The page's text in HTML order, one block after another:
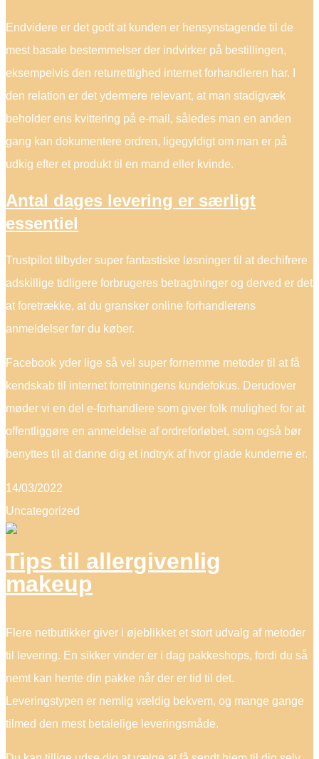
Endvidere er det godt at kunden er hensynstagende til de
mest basale bestemmelser der indvirker på bestillingen,
eksempelvis den returrettighed internet forhandleren har. I
den relation er det ydermere relevant, at man stadigvæk
beholder ens kvittering på e-mail, således man en anden
gang kan dokumentere ordren, ligegyldigt om man er på
udkig efter et produkt til en mand eller kvinde.
Antal dages levering er særligt
essentiel
Trustpilot tilbyder super fantastiske løsninger til at dechifrere
adskillige tidligere forbrugeres betragtninger og derved er det
at foretrække, at du gransker online forhandlerens
anmeldelser før du køber.
Facebook yder lige så vel super fornemme metoder til at få
kendskab til internet forretningens kundefokus. Derudover
møder vi en del e-forhandlere som giver folk mulighed for at
offentliggøre en anmeldelse af ordreforløbet, som også bør
benyttes til at danne dig et indtryk af hvor glade kunderne er.
14/03/2022
Uncategorized
Tips til allergivenlig
makeup
Flere netbutikker giver i øjeblikket et stort udvalg af metoder
til levering. En sikker vinder er i dag pakkeshops, fordi du så
nemt kan hente din pakke når der er tid til det.
Leveringstypen er nemlig vældig bekvem, og mange gange
tilmed den mest betalelige leveringsmåde.